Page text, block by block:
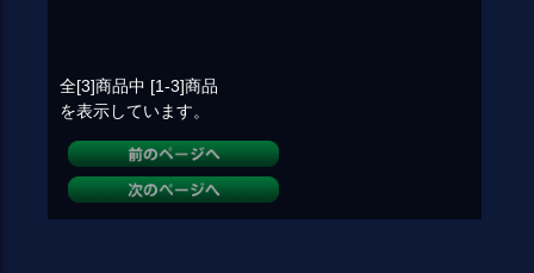
全[3]商品中 [1-3]商品
を表示しています。